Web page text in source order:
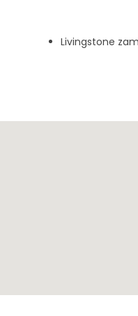
de la vida salvaje.
especies de aves en
ver grandes manadas
del Chobe.
Livingstone